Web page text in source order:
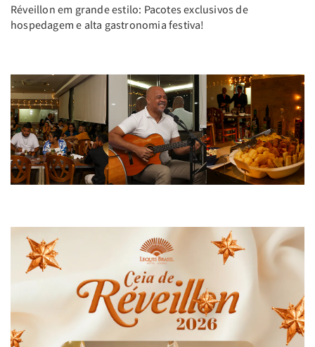
Réveillon em grande estilo: Pacotes exclusivos de
hospedagem e alta gastronomia festiva!